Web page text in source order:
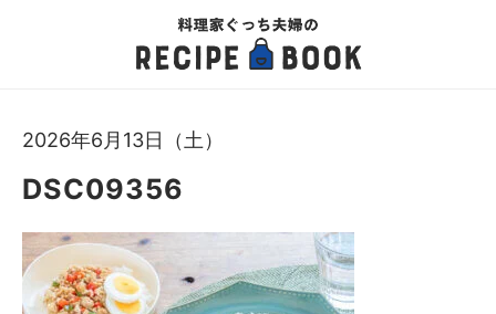
2026年6月13日（土）
DSC09356